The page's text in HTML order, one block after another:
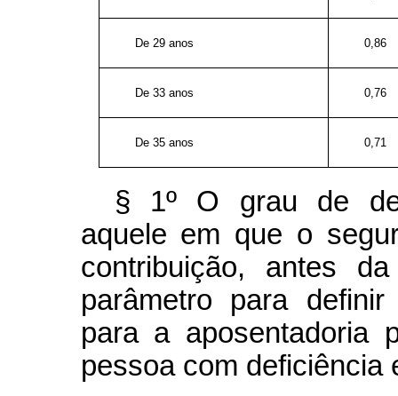
De 29 anos 0,86
De 33 anos 0,76
De 35 anos 0,71
§ 1º O grau de
aquele em que o
contribuição, antes
parâmetro para
para a aposentadoria
pessoa com deficiência